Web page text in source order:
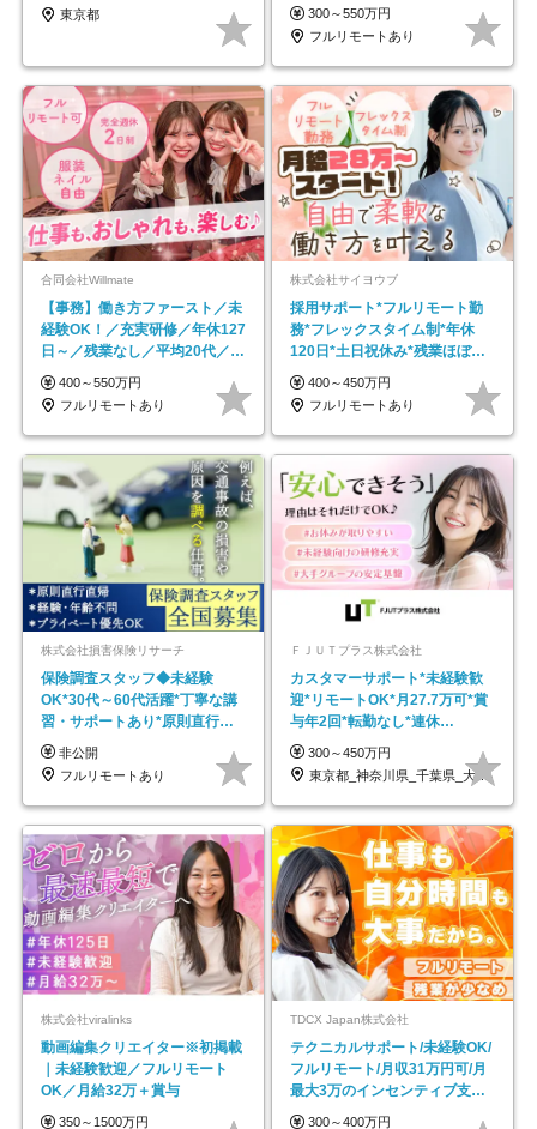
東京都
300～550万円
フルリモートあり
合同会社Willmate
【事務】働き方ファースト／未
経験OK！／充実研修／年休127
日～／残業なし／平均20代／リ
モートOK
400～550万円
フルリモートあり
株式会社サイヨウブ
採用サポート*フルリモート勤
務*フレックスタイム制*年休
120日*土日祝休み*残業ほぼな
し*育児中社員8割以上
400～450万円
フルリモートあり
株式会社損害保険リサーチ
保険調査スタッフ◆未経験
OK*30代～60代活躍*丁寧な講
習・サポートあり*原則直行直
帰／全国募集・業務委託
非公開
フルリモートあり
ＦＪＵＴプラス株式会社
カスタマーサポート*未経験歓
迎*リモートOK*月27.7万可*賞
与年2回*転勤なし*連休
OK/ZE010232
300～450万円
東京都_神奈川県_千葉県_大阪府_愛知県…
株式会社viralinks
動画編集クリエイター※初掲載
｜未経験歓迎／フルリモート
OK／月給32万＋賞与
350～1500万円
TDCX Japan株式会社
テクニカルサポート/未経験OK/
フルリモート/月収31万円可/月
最大3万のインセンティブ支給/
平均年齢33歳
300～400万円